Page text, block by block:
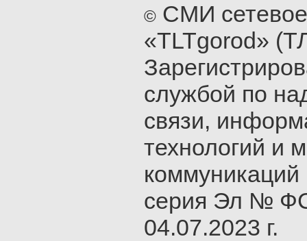
© СМИ
«TLTgorod»
службой по
связи,
технологий и
серия Эл №
04.07.2023 г.